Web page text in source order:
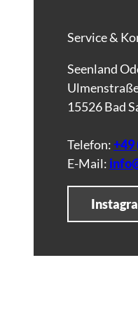
Service &
Seenland
15526 Bad
Telefon:+49
E-Mail: